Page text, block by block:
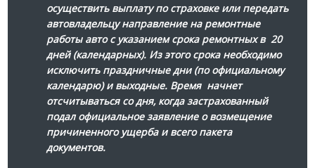
осуществить выплату по страховке или передать
автовладельцу направление на ремонтные
работы авто с указанием срока ремонтных в 20
дней (календарных). Из этого срока необходимо
исключить праздничные дни (по официальному
календарю) и выходные. Время начнет
отсчитываться со дня, когда застрахованный
подал официальное заявление о возмещение
причиненного ущерба и всего пакета
документов.